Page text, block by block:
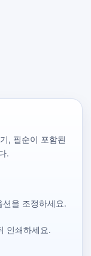
, 필순이 포함된
.
을 조정하세요.
인쇄하세요.